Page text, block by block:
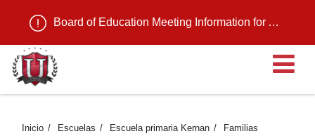
Board of Education Meeting Information for August 11, 2026
Inicio Escuelas Escuela primaria Kernan
Familias